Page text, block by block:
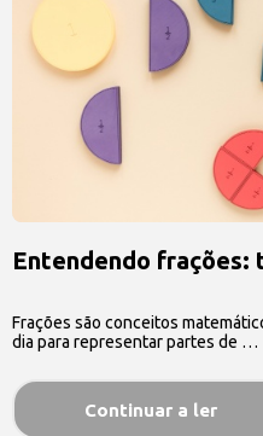
Entendendo frações:
Frações são conceitos
dia para representar partes de …
Continuar a ler